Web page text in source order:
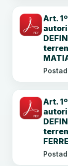
Art.
Art.